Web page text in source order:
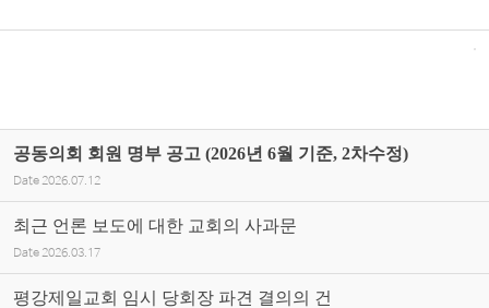
공동의회 회원 명부 공고 (2026년 6월 기준, 2차수정)
Date 2026.07.12
최근 언론 보도에 대한 교회의 사과문
Date 2026.03.17
평강제일교회 임시 당회장 파견 결의의 건